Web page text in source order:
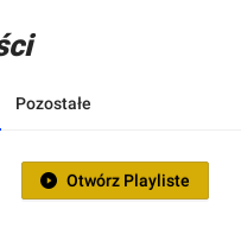
Pozostałe
Otwórz Playliste